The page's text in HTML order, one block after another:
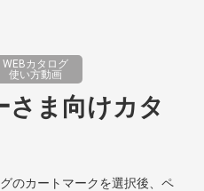
WEBカタログ
使い方動画
さま向けカタ
のカートマークを選択後、ペ